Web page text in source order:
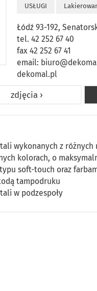
USŁUGI
Łódź 93-192,
tel. 42 252 67 40
fax 42 252 67 41
email:
dekomal.pl
zdjęcia ›
wykonanych z
kolorach, o
soft-touch oraz
tampodruku
w podzespoły